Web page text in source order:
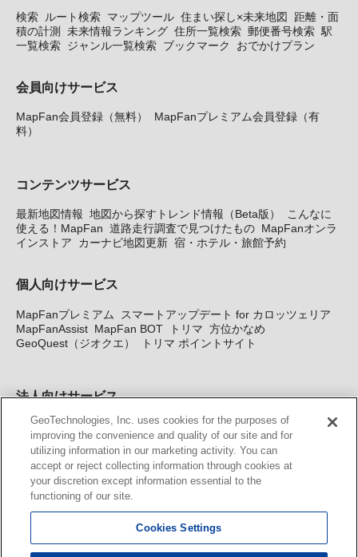
検索 ルート検索 マップツール 住まい探し×未来地図
距離・面
積の計測
未来情報ランキング 住所一覧検索 郵便番号検索 駅
一覧検索 ジャンル一覧検索 ブックマーク おでかけプラン
会員向けサービス
MapFan会員登録（無料）
MapFanプレミアム会員登録（有
料）
コンテンツサービス
最新地図情報 地図から探すトレンド情報（Beta版）
こんなに
使える！MapFan 道路走行調査で見つけたもの MapFanオンラ
インストア
カーナビ地図更新 宿・ホテル・旅館予約
個人向けサービス
MapFanプレミアム
スマートアップデート for カロッツェリア
MapFanAssist MapFan BOT トリマ 方位かなめ
GeoQuest（ジオクエ）
トリマ ポイントサイト
法人向けサービス
法人向け地図・位置情報サービス WEBサイト・システム向け地
図API Windows PC向け地図開発キット MapFan DB 住所確認
サービス
MAP WORLD+ トリマ広告 Geo-Research
カーナビ地図更新サービス
MapFan スマートメンバーズ カロッツェリア地図割プラス
GeoTechnologies, Inc. uses cookies for the purposes of
improving the convenience and quality of our site and for
utilizing information in our marketing activity. You can
accept or reject collecting information through cookies at
your discretion except information essential to the
functioning of our site.
Cookies Settings